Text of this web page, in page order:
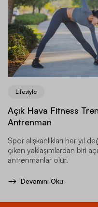
Lifestyle
Açık Hava Fitness
Antrenman
Spor alışkanlıkları her yıl
çıkan yaklaşımlardan biri
antrenmanlar olur.
Devamını Oku